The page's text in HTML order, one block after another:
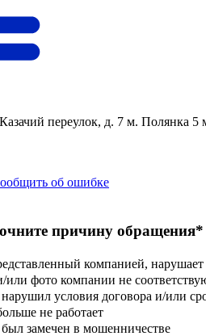
переулок, д. 7 м. Полянка 5
об ошибке
причину обращения*
компанией, нарушает
фото компании не
условия договора и/или
не работает
замечен в мошенничестве